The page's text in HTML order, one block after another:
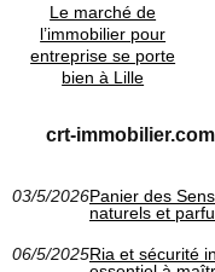
Le marché de
l’immobilier pour
entreprise se porte
bien à Lille
crt-
03/5/2026Panier des
naturels et
06/5/2025Ria et sécurité